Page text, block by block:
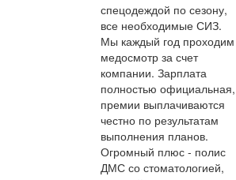
спецодеждой по сезону,
все необходимые СИЗ.
Мы каждый год проходим
медосмотр за счет
компании. Зарплата
полностью официальная,
премии выплачиваются
честно по результатам
выполнения планов.
Огромный плюс - полис
ДМС со стоматологией,